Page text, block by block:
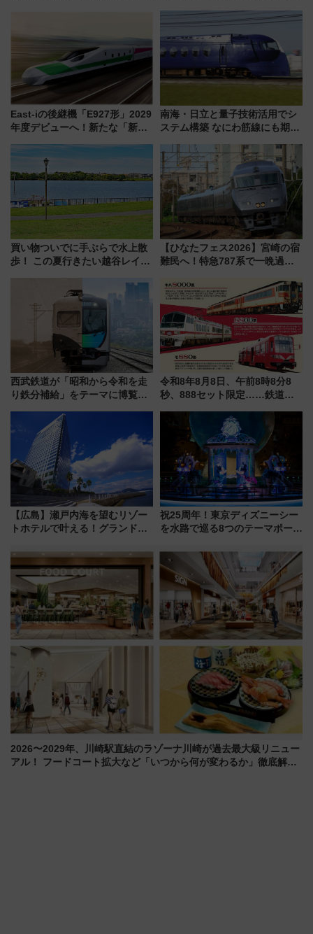
East-iの後継機「E927形」2029
年度デビューへ！新たな「新幹
説【JR東日本】
南海・日立と量子技術活用でシ
ステム構築 なにわ筋線にも期待
買い物ついでに手ぶらで水上散
歩！ この夏行きたい越谷レイク
ア「LAKESIDE PARK」（埼玉
県越谷市）
【ひなたフェス2026】宮崎の宿
難民へ！特急787系で一晩過ご
ローおひさま」が救世主に？
西武鉄道が「昭和から令和を走
り鉄分補給」をテーマに博覧会
14日から 新車両「トキイロ」体
験ブースも アクセスや申込方法
を解説
令和8年8月8日、午前8時8分8
秒、888セット限定……鉄道各
【広島】瀬戸内海を望むリゾー
トホテルで叶える！グランドプ
ディング＆カジュアルパーティ
ープラン
祝25周年！東京ディズニーシー
を水路で巡る8つのテーマポート
2026〜2029年、川崎駅直結のラゾーナ川崎が過去最大級リニュー
アル！ フードコート拡大など「いつから何が変わるか」徹底解